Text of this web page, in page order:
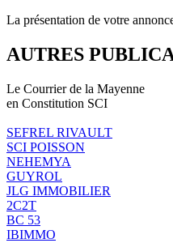
La présentation de votre
AUTRES
Le Courrier de la Mayenne
en Constitution SCI
SEFREL RIVAULT
SCI POISSON
NEHEMYA
GUYROL
JLG IMMOBILIER
2C2T
BC 53
IBIMMO